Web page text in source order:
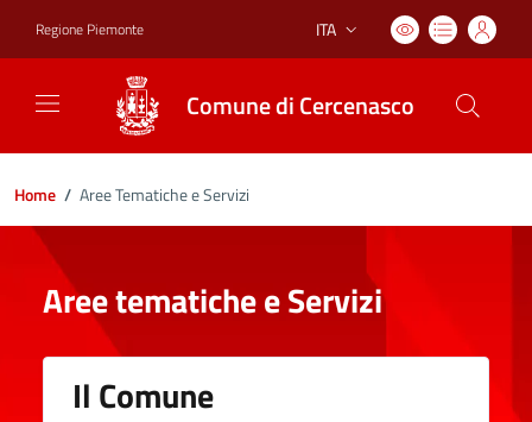
Regione Piemonte Lingua attiva:
ITA
Comune di Cercenasco
Home / Aree Tematiche e Servizi
Aree tematiche e Servizi
Il Comune